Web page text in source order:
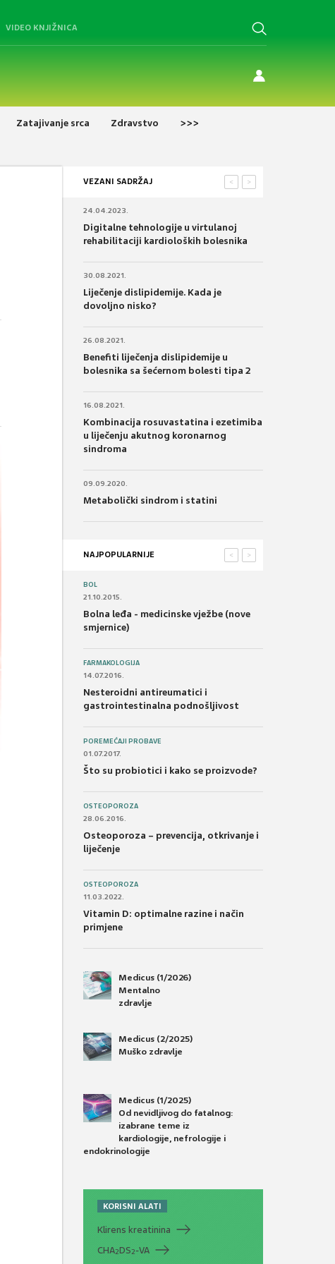
VIDEO KNJIŽNICA
Zatajivanje srca Zdravstvo >>>
VEZANI SADRŽAJ >
<
24.04.2023.
Digitalne tehnologije u virtulanoj
rehabilitaciji kardioloških bolesnika
30.08.2021.
Liječenje dislipidemije. Kada je
dovoljno nisko?
26.08.2021.
Benefiti liječenja dislipidemije u
bolesnika sa šećernom bolesti tipa 2
16.08.2021.
Kombinacija rosuvastatina i ezetimiba
u liječenju akutnog koronarnog
sindroma
09.09.2020.
Metabolički sindrom i statini
NAJPOPULARNIJE >
<
BOL
21.10.2015.
Bolna leđa - medicinske vježbe (nove
smjernice)
FARMAKOLOGIJA
14.07.2016.
Nesteroidni antireumatici i
gastrointestinalna podnošljivost
POREMEĆAJI PROBAVE
01.07.2017.
Što su probiotici i kako se proizvode?
OSTEOPOROZA
28.06.2016.
Osteoporoza – prevencija, otkrivanje i
liječenje
OSTEOPOROZA
11.03.2022.
Vitamin D: optimalne razine i način
primjene
Medicus (1/2026)
Mentalno
zdravlje
Medicus (2/2025)
Muško zdravlje
Medicus (1/2025)
Od nevidljivog do fatalnog:
izabrane teme iz
kardiologije, nefrologije i
endokrinologije
KORISNI ALATI
Klirens kreatinina
CHA2DS2-VA